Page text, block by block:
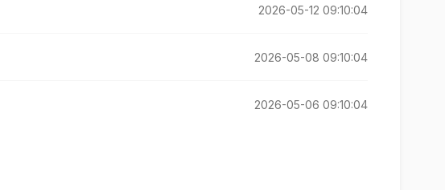
2026-05-12 09:10:04
2026-05-08 09:10:04
2026-05-06 09:10:04